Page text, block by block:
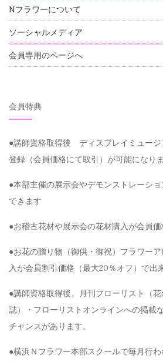
Nフラワーについて
ソーシャルメディア
会員専用のページへ
会員特典
●講師資格取得後 ディスプレイミュージ
登録（会員価格にて取引）が可能になりま
●本部主催の展示会やデモンストレーシ
できます
●お稽古花材や展示会の花材購入が会員
●お花の贈り物（御供・御祝）フラワー
入が会員割引価格（最大20％オフ）で出
●講師資格取得後、月刊フローリスト（
誌）・フローリストオンラインへの掲載
チャンスがあります。
●横浜Ｎフラワー本部スクールで毎月行